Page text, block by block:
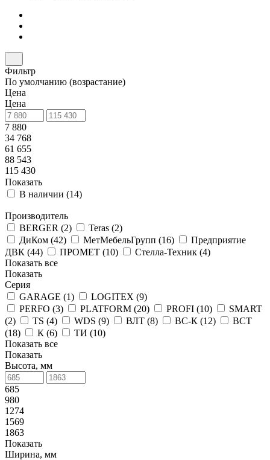
Фильтр
По умолчанию (возрастание)
Цена
Цена
7 880
34 768
61 655
88 543
115 430
Показать
В наличии (14)
Производитель
BERGER (2) Teras (2)
ДиКом (42) МетМебельГрупп (16)
Предприятие
ДВК (44) ПРОМЕТ (10) Стелла-Техник (4)
Показать все
Показать
Серия
GARAGE (1) LOGITEX (9)
PERFO (3) PLATFORM (20) PROFI (10)
SMART
(2) TS (4) WDS (9) ВЛТ (8) ВС-К (12)
ВСТ
(18) К (6) ТИ (10)
Показать все
Показать
Высота, мм
685
980
1274
1569
1863
Показать
Ширина, мм